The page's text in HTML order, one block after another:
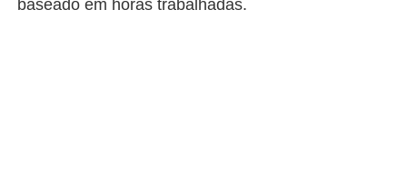
baseado em horas trabalhadas.